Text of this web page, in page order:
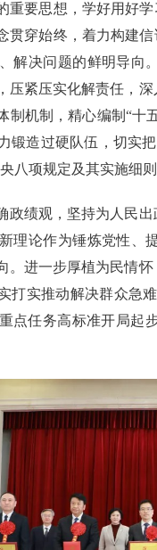
重要思想，学好用好
贯穿始终，着力构建
解决问题的鲜明导向
压紧压实化解责任，
制机制，精心编制“十
锻造过硬队伍，切实
八项规定及其实施细
绩观，坚持为人民出
理论作为锤炼党性、
。进一步厚植为民情
打实推动解决群众急
点任务高标准开局起